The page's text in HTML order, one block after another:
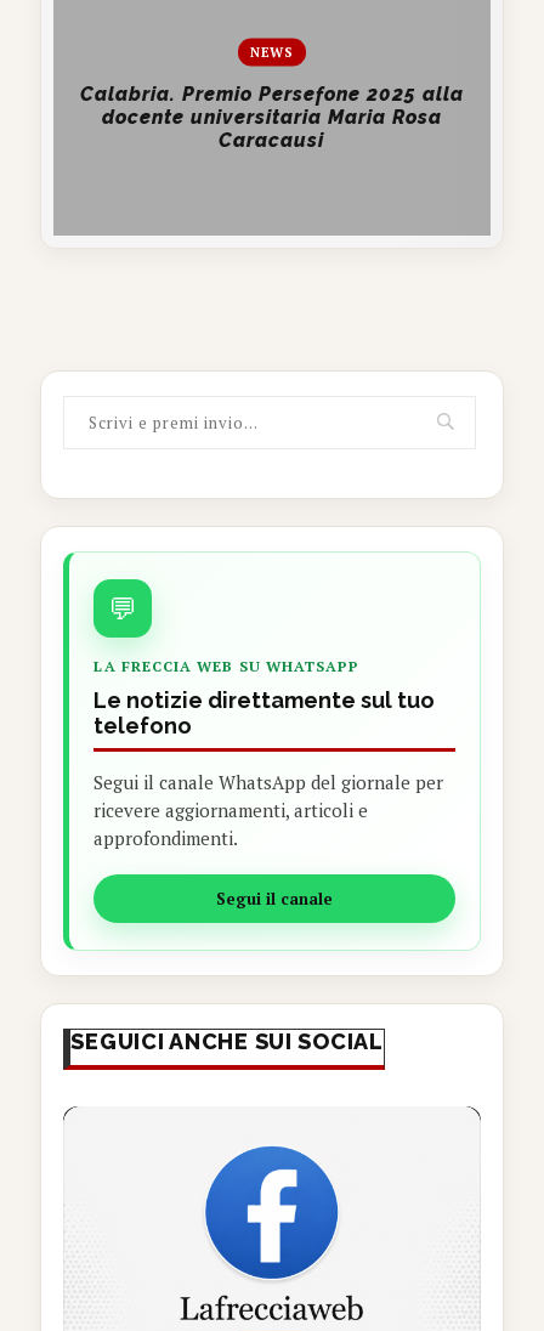
NEWS
Calabria. Premio Persefone 2025 alla
docente universitaria Maria Rosa
Caracausi
💬
LA FRECCIA WEB SU WHATSAPP
Le notizie direttamente sul tuo
telefono
Segui il canale WhatsApp del giornale per
ricevere aggiornamenti, articoli e
approfondimenti.
Segui il canale
SEGUICI ANCHE SUI SOCIAL